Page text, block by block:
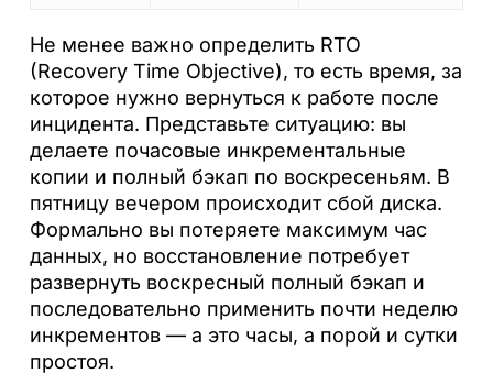
Не менее важно определить RTO
(Recovery Time Objective), то есть время, за
которое нужно вернуться к работе после
инцидента. Представьте ситуацию: вы
делаете почасовые инкрементальные
копии и полный бэкап по воскресеньям. В
пятницу вечером происходит сбой диска.
Формально вы потеряете максимум час
данных, но восстановление потребует
развернуть воскресный полный бэкап и
последовательно применить почти неделю
инкрементов — а это часы, а порой и сутки
простоя.